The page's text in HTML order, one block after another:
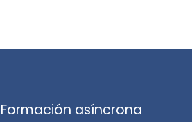
Formación asíncrona